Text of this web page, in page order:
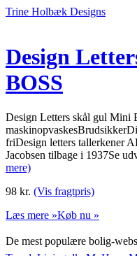
Trine Holbæk Designs
Design
BOSS
Design Letters skål gul Mini
friDesign letters tallerkener
Jacobsen tilbage i 1937Se
mere)
98 kr. (Vis fragtpris)
Læs mere »Køb nu »
De mest populære bolig-